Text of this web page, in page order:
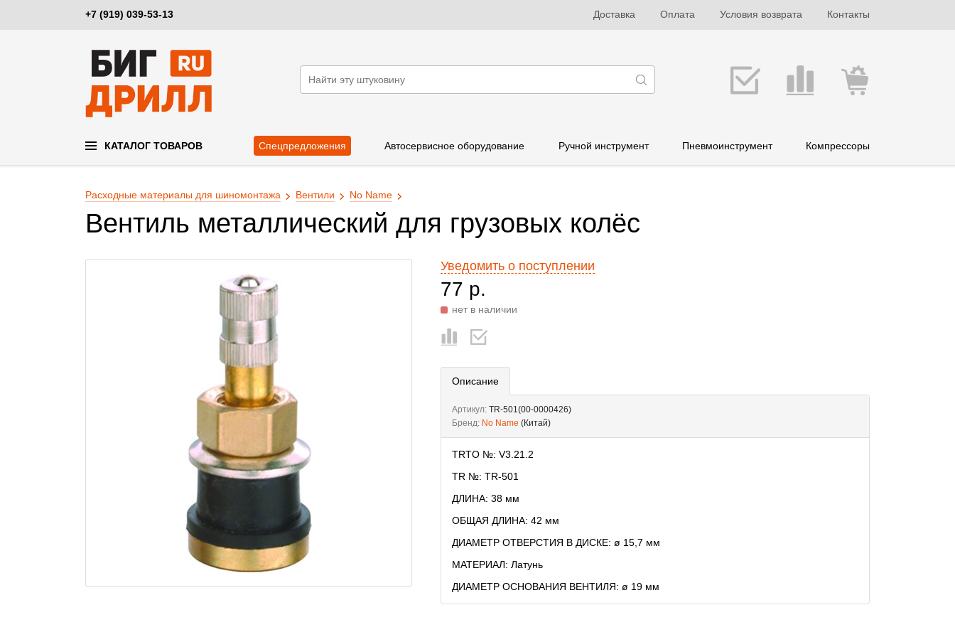
+7 (919) 039-53-13 Доставка Оплата Условия возврата Контакты
КАТАЛОГ ТОВАРОВ Спецпредложения Автосервисное оборудование Ручной инструмент Пневмоинструмент Компрессоры
Расходные материалы для шиномонтажа Вентили No Name
Вентиль металлический для грузовых колёс
Уведомить о поступлении
77 р.
нет в наличии
Описание
Артикул: TR-501(00-0000426)
Бренд: No Name (Китай)
TRTO №: V3.21.2
TR №: TR-501
ДЛИНА: 38 мм
ОБЩАЯ ДЛИНА: 42 мм
ДИАМЕТР ОТВЕРСТИЯ В ДИСКЕ: ø 15,7 мм
МАТЕРИАЛ: Латунь
ДИАМЕТР ОСНОВАНИЯ ВЕНТИЛЯ: ø 19 мм